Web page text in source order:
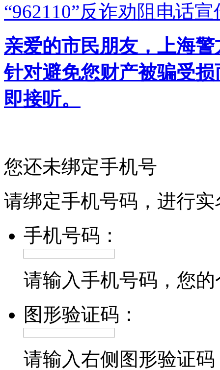
“962110”反诈劝阻电话宣
亲爱的市民朋友，上海
针对避免您财产被骗受
即接听。
您还未绑定手机号
请绑定手机号码，进行
手机号码：
请输入手机号码，您
图形验证码：
请输入右侧图形验证码